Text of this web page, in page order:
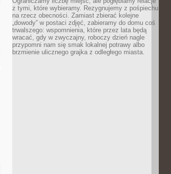
z tymi, które wybieramy. Rezygnujemy z pośpiechu
na rzecz obecności. Zamiast zbierać kolejne
„dowody” w postaci zdjęć, zabieramy do domu coś
trwalszego: wspomnienia, które przez lata będą
wracać, gdy w zwyczajny, roboczy dzień nagle
przypomni nam się smak lokalnej potrawy albo
brzmienie ulicznego grajka z odległego miasta.